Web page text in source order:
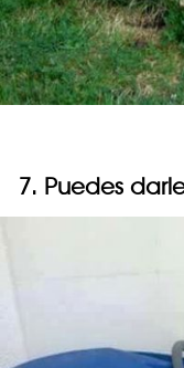
7. Puedes